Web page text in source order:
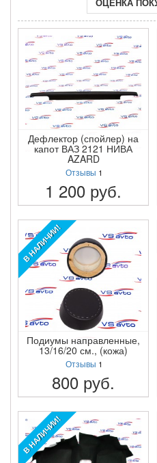
Дефлектор (спойлер) на
капот ВАЗ 2121 НИВА
AZARD
Отзывы 1
1 200 руб.
ПОДРОБНЕЕ
В НАЛИЧИИ!
Подиумы направленные,
13/16/20 см., (кожа)
Отзывы 1
800 руб.
ПОДРОБНЕЕ
В НАЛИЧИИ!